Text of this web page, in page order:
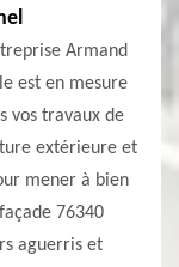
Armand
est en mesure
vos travaux de
extérieure et
mener à bien
76340
aguerris et